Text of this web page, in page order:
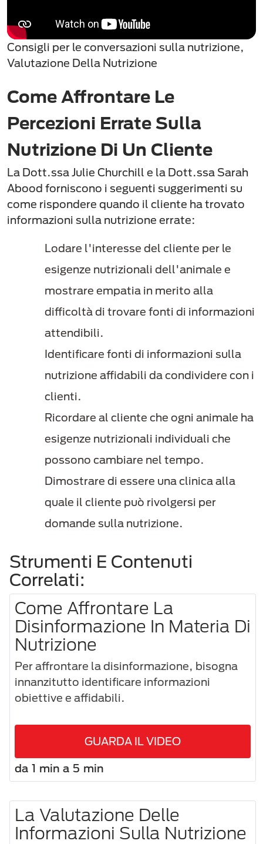
Consigli per le conversazioni sulla nutrizione,
Valutazione Della Nutrizione
Come Affrontare Le
Percezioni Errate Sulla
Nutrizione Di Un Cliente
La Dott.ssa Julie Churchill e la Dott.ssa Sarah
Abood forniscono i seguenti suggerimenti su
come rispondere quando il cliente ha trovato
informazioni sulla nutrizione errate:
Lodare l'interesse del cliente per le
esigenze nutrizionali dell'animale e
mostrare empatia in merito alla
difficoltà di trovare fonti di informazioni
attendibili.
Identificare fonti di informazioni sulla
nutrizione affidabili da condividere con i
clienti.
Ricordare al cliente che ogni animale ha
esigenze nutrizionali individuali che
possono cambiare nel tempo.
Dimostrare di essere una clinica alla
quale il cliente può rivolgersi per
domande sulla nutrizione.
Strumenti E Contenuti
Correlati:
Come Affrontare La
Disinformazione In Materia Di
Nutrizione
Per affrontare la disinformazione, bisogna
innanzitutto identificare informazioni
obiettive e affidabili.
GUARDA IL VIDEO
da 1 min a 5 min
La Valutazione Delle
Informazioni Sulla Nutrizione